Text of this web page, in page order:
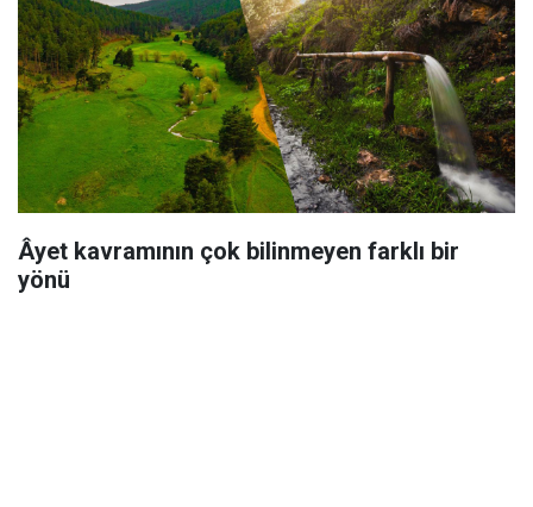
Âyet kavramının çok bilinmeyen farklı bir
yönü